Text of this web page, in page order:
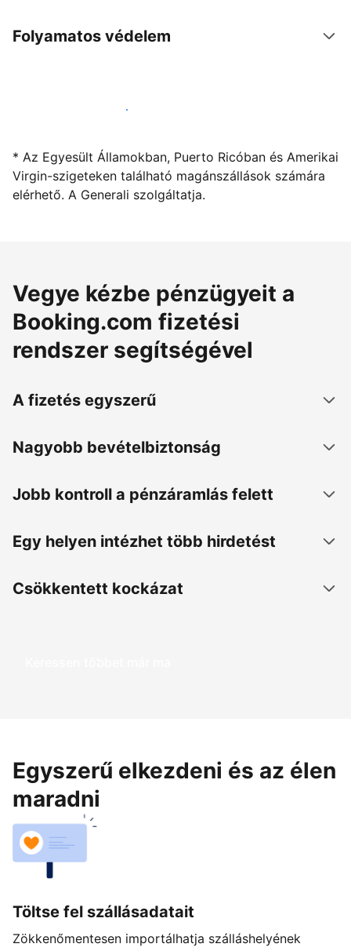
Folyamatos védelem
Kínáljon szállást a segítségünkkel
* Az Egyesült Államokban, Puerto Ricóban és Amerikai
Virgin-szigeteken található magánszállások számára
elérhető. A Generali szolgáltatja.
Vegye kézbe pénzügyeit a
Booking.com fizetési
rendszer segítségével
A fizetés egyszerű
Nagyobb bevételbiztonság
Jobb kontroll a pénzáramlás felett
Egy helyen intézhet több hirdetést
Csökkentett kockázat
Keressen többet már ma
Egyszerű elkezdeni és az élen
maradni
Töltse fel szállásadatait
Zökkenőmentesen importálhatja szálláshelyének